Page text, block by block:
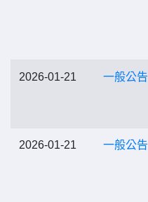
2026-01-21 一般公告
2026-01-21 一般公告